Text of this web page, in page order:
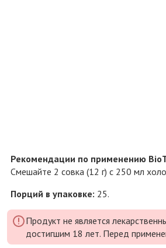
Рекомендации по применению
Смешайте 2 совка (12 г) с 250 мл
Порций в упаковке: 25.
Продукт не является
достигшим 18 лет. Перед